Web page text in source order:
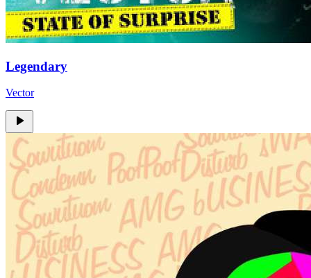
Legendary
Vector